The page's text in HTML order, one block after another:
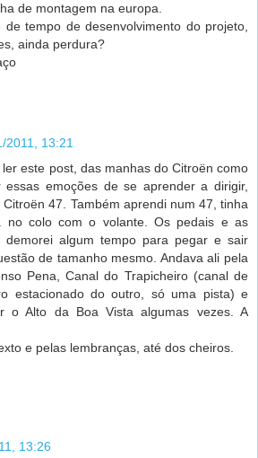
de montagem na europa.
de tempo de desenvolvimento do projeto,
ainda perdura?
2011, 13:21
este post, das manhas do Citroën como
essas emoções de se aprender a dirigir,
47. Também aprendi num 47, tinha
colo com o volante. Os pedais e as
demorei algum tempo para pegar e sair
de tamanho mesmo. Andava ali pela
Pena, Canal do Trapicheiro (canal de
estacionado do outro, só uma pista) e
o Alto da Boa Vista algumas vezes. A
e pelas lembranças, até dos cheiros.
13:26